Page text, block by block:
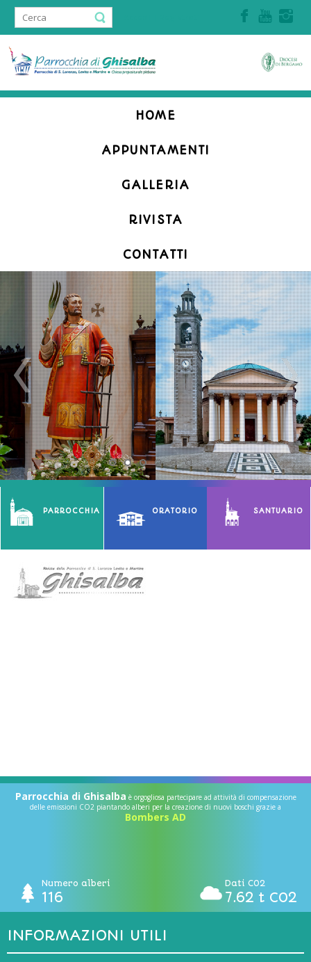
HOME
APPUNTAMENTI
GALLERIA
RIVISTA
CONTATTI
PARROCCHIA ORATORIO SANTUARIO
Parrocchia di Ghisalba è orgogliosa partecipare ad attività di compensazione
delle emissioni CO2 piantando alberi per la creazione di nuovi boschi grazie a
Bombers AD
Numero alberi
116
Dati CO2
7.62 t CO2
INFORMAZIONI UTILI